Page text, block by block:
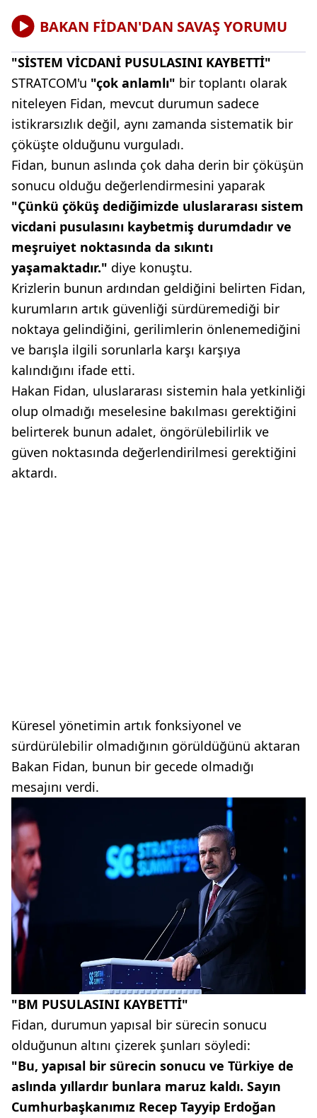
BAKAN FİDAN'DAN SAVAŞ YORUMU
"SİSTEM VİCDANİ PUSULASINI KAYBETTİ"
STRATCOM'u "çok anlamlı" bir toplantı olarak
niteleyen Fidan, mevcut durumun sadece
istikrarsızlık değil, aynı zamanda sistematik bir
çöküşte olduğunu vurguladı.
Fidan, bunun aslında çok daha derin bir çöküşün
sonucu olduğu değerlendirmesini yaparak
"Çünkü çöküş dediğimizde uluslararası sistem
vicdani pusulasını kaybetmiş durumdadır ve
meşruiyet noktasında da sıkıntı
yaşamaktadır." diye konuştu.
Krizlerin bunun ardından geldiğini belirten Fidan,
kurumların artık güvenliği sürdüremediği bir
noktaya gelindiğini, gerilimlerin önlenemediğini
ve barışla ilgili sorunlarla karşı karşıya
kalındığını ifade etti.
Hakan Fidan, uluslararası sistemin hala yetkinliği
olup olmadığı meselesine bakılması gerektiğini
belirterek bunun adalet, öngörülebilirlik ve
güven noktasında değerlendirilmesi gerektiğini
aktardı.
Küresel yönetimin artık fonksiyonel ve
sürdürülebilir olmadığının görüldüğünü aktaran
Bakan Fidan, bunun bir gecede olmadığı
mesajını verdi.
"BM PUSULASINI KAYBETTİ"
Fidan, durumun yapısal bir sürecin sonucu
olduğunun altını çizerek şunları söyledi:
"Bu, yapısal bir sürecin sonucu ve Türkiye de
aslında yıllardır bunlara maruz kaldı. Sayın
Cumhurbaşkanımız Recep Tayyip Erdoğan